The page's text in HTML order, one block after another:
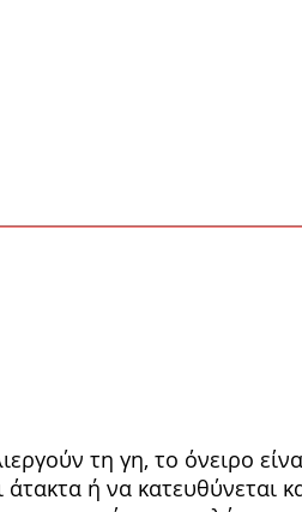
τη γη, το όνειρο
άτακτα ή να